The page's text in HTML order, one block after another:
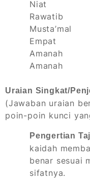
Niat
Rawatib
Musta’mal
Empat
Amanah
Amanah
Uraian Singkat/
(Jawaban uraian
poin-poin kunci
Pengertian
kaidah
benar sesuai
sifatnya.